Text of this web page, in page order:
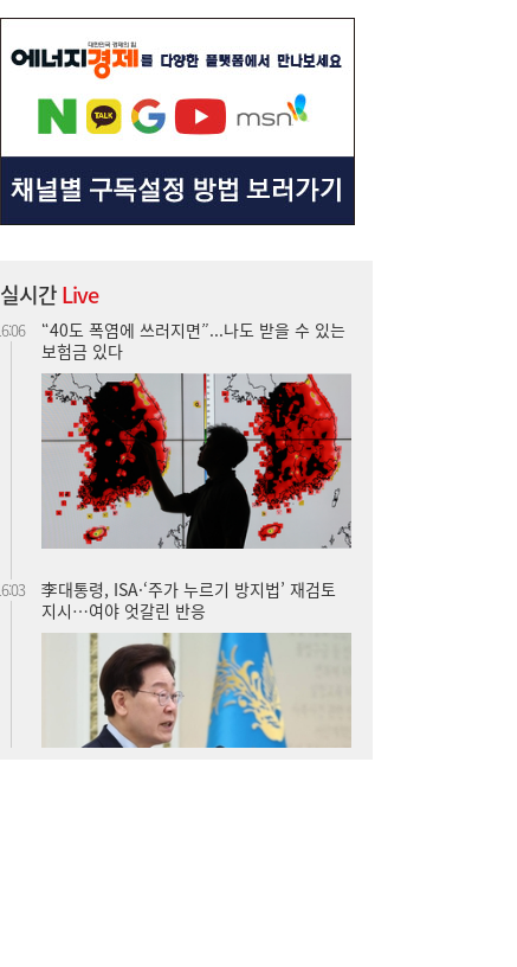
실시간Live
“40도 폭염에 쓰러지면”...나도 받을 수 있는
보험금 있다
李대통령, ISA·‘주가 누르기 방지법’ 재검토
지시…여야 엇갈린 반응
김민석 “갈등 제로” vs 정청래 “한 번 배신하
면 또”…제주서 난타전